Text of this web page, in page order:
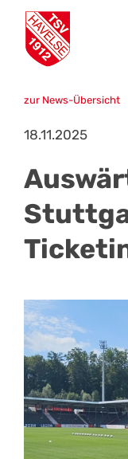
Zum
Inhalt
springen
Sparten
Der TSV
Mission Profifußball
Kontakt
zur News-Übersicht
18.11.2025